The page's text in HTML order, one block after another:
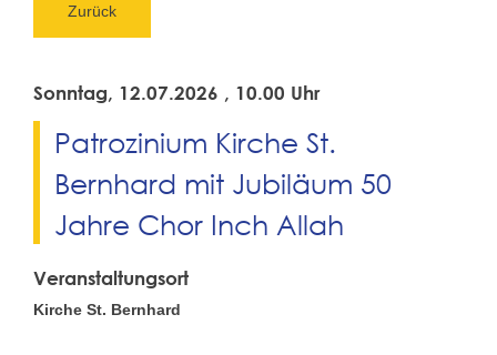
Zurück
Sonntag, 12.07.2026 , 10.00 Uhr
Patrozinium Kirche St.
Bernhard mit Jubiläum 50
Jahre Chor Inch Allah
Veranstaltungsort
Kirche St. Bernhard